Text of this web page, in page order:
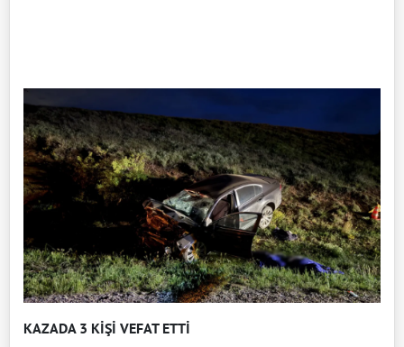
KAZADA 3 KİŞİ VEFAT ETTİ